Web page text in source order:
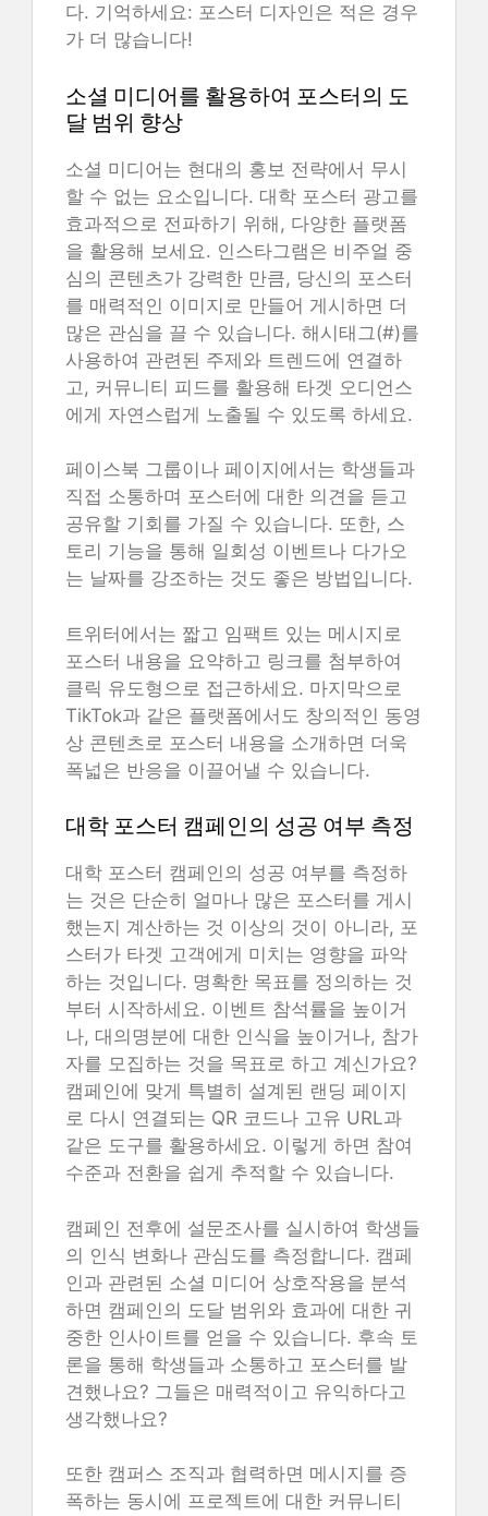
다. 기억하세요: 포스터 디자인은 적은 경우
가 더 많습니다!
소셜 미디어를 활용하여 포스터의 도
달 범위 향상
소셜 미디어는 현대의 홍보 전략에서 무시
할 수 없는 요소입니다. 대학 포스터 광고를
효과적으로 전파하기 위해, 다양한 플랫폼
을 활용해 보세요. 인스타그램은 비주얼 중
심의 콘텐츠가 강력한 만큼, 당신의 포스터
를 매력적인 이미지로 만들어 게시하면 더
많은 관심을 끌 수 있습니다. 해시태그(#)를
사용하여 관련된 주제와 트렌드에 연결하
고, 커뮤니티 피드를 활용해 타겟 오디언스
에게 자연스럽게 노출될 수 있도록 하세요.
페이스북 그룹이나 페이지에서는 학생들과
직접 소통하며 포스터에 대한 의견을 듣고
공유할 기회를 가질 수 있습니다. 또한, 스
토리 기능을 통해 일회성 이벤트나 다가오
는 날짜를 강조하는 것도 좋은 방법입니다.
트위터에서는 짧고 임팩트 있는 메시지로
포스터 내용을 요약하고 링크를 첨부하여
클릭 유도형으로 접근하세요. 마지막으로
TikTok과 같은 플랫폼에서도 창의적인 동영
상 콘텐츠로 포스터 내용을 소개하면 더욱
폭넓은 반응을 이끌어낼 수 있습니다.
대학 포스터 캠페인의 성공 여부 측정
대학 포스터 캠페인의 성공 여부를 측정하
는 것은 단순히 얼마나 많은 포스터를 게시
했는지 계산하는 것 이상의 것이 아니라, 포
스터가 타겟 고객에게 미치는 영향을 파악
하는 것입니다. 명확한 목표를 정의하는 것
부터 시작하세요. 이벤트 참석률을 높이거
나, 대의명분에 대한 인식을 높이거나, 참가
자를 모집하는 것을 목표로 하고 계신가요?
캠페인에 맞게 특별히 설계된 랜딩 페이지
로 다시 연결되는 QR 코드나 고유 URL과
같은 도구를 활용하세요. 이렇게 하면 참여
수준과 전환을 쉽게 추적할 수 있습니다.
캠페인 전후에 설문조사를 실시하여 학생들
의 인식 변화나 관심도를 측정합니다. 캠페
인과 관련된 소셜 미디어 상호작용을 분석
하면 캠페인의 도달 범위와 효과에 대한 귀
중한 인사이트를 얻을 수 있습니다. 후속 토
론을 통해 학생들과 소통하고 포스터를 발
견했나요? 그들은 매력적이고 유익하다고
생각했나요?
또한 캠퍼스 조직과 협력하면 메시지를 증
폭하는 동시에 프로젝트에 대한 커뮤니티